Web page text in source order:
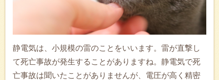
静電気は、小規模の雷のことをいいます。雷が直撃し
て死亡事故が発生することがありますね。静電気で死
亡事故は聞いたことがありませんが、電圧が高く精密